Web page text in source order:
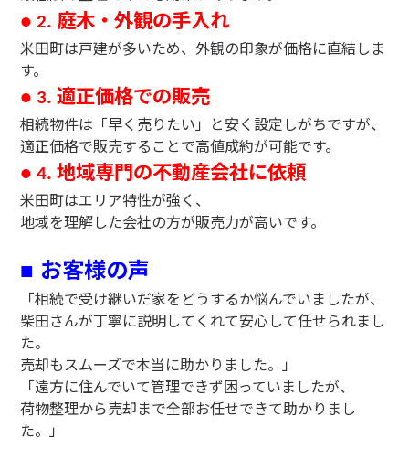
● 2. 庭木・外観の手入れ
米田町は戸建が多いため、外観の印象が価格に直結しま
す。
● 3.適正価格での販売
相続物件は「早く売りたい」と安く設定しがちですが、
適正価格で販売することで高値成約が可能です。
● 4.地域専門の不動産会社に依頼
米田町はエリア特性が強く、
地域を理解した会社の方が販売力が高いです。
■ お客様の声
「相続で受け継いだ家をどうするか悩んでいましたが、
柴田さんが丁寧に説明してくれて安心して任せられまし
た。
売却もスムーズで本当に助かりました。」
「遠方に住んでいて管理できず困っていましたが、
荷物整理から売却まで全部お任せできて助かりまし
た。」